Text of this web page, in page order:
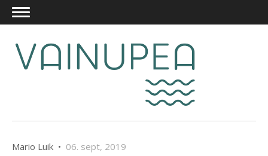
Mario Luik • 06. sept, 2019